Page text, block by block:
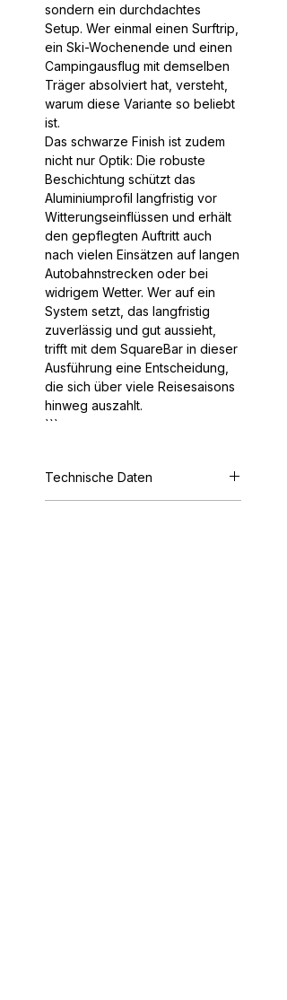
sondern ein durchdachtes
Setup. Wer einmal einen Surftrip,
ein Ski-Wochenende und einen
Campingausflug mit demselben
Träger absolviert hat, versteht,
warum diese Variante so beliebt
ist.
Das schwarze Finish ist zudem
nicht nur Optik: Die robuste
Beschichtung schützt das
Aluminiumprofil langfristig vor
Witterungseinflüssen und erhält
den gepflegten Auftritt auch
nach vielen Einsätzen auf langen
Autobahnstrecken oder bei
widrigem Wetter. Wer auf ein
System setzt, das langfristig
zuverlässig und gut aussieht,
trifft mit dem SquareBar in dieser
Ausführung eine Entscheidung,
die sich über viele Reisesaisons
hinweg auszahlt.
```
Technische Daten